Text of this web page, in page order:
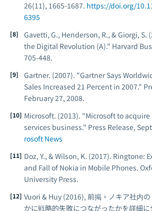
26(11), 1665-1687. https://doi.org/
6395
Gavetti, G., Henderson, R., & Giorgi, S.
the Digital Revolution (A)." Harvard
705-448.
Gartner. (2007). "Gartner Says
Sales Increased 21 Percent in 2007."
February 27, 2008.
Microsoft. (2013). "Microsoft to
services business." Press Release,
rosoft News
Doz, Y., & Wilson, K. (2017). Ringtone:
and Fall of Nokia in Mobile Phones.
University Press.
Vuori & Huy (2016), 前掲。ノキア社内
かに戦略的失敗につながったかを詳細に